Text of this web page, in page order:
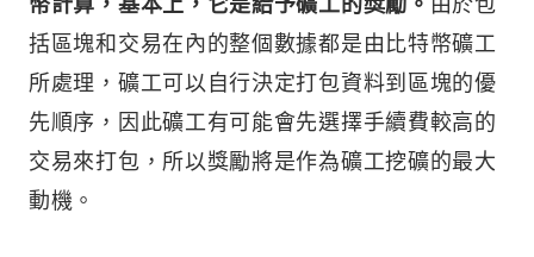
括區塊和交易在內的整個數據都是由比特幣礦工
所處理，礦工可以自行決定打包資料到區塊的優
先順序，因此礦工有可能會先選擇手續費較高的
交易來打包，所以獎勵將是作為礦工挖礦的最大
動機。